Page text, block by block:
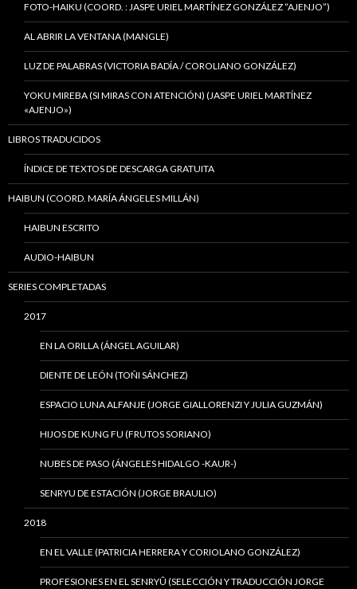
FOTO-HAIKU (COORD. : JASPE URIEL MARTÍNEZ GONZÁLEZ “AJENJO”)
AL ABRIR LA VENTANA (MANGLE)
LUZ DE PALABRAS (VICTORIA BADÍA / COROLIANO GONZÁLEZ)
YOKU MIREBA (SI MIRAS CON ATENCIÓN) (JASPE URIEL MARTÍNEZ
«AJENJO»)
LIBROS TRADUCIDOS
ÍNDICE DE TEXTOS DE DESCARGA GRATUITA
HAIBUN (COORD. MARÍA ÁNGELES MILLÁN)
HAIBUN ESCRITO
AUDIO-HAIBUN
SERIES COMPLETADAS
2017
EN LA ORILLA (ÁNGEL AGUILAR)
DIENTE DE LEÓN (TOÑI SÁNCHEZ)
ESPACIO LUNA ALFANJE (JORGE GIALLORENZI Y JULIA GUZMÁN)
HIJOS DE KUNG FU (FRUTOS SORIANO)
NUBES DE PASO (ÁNGELES HIDALGO -KAUR-)
SENRYU DE ESTACIÓN (JORGE BRAULIO)
2018
EN EL VALLE (PATRICIA HERRERA Y CORIOLANO GONZÁLEZ)
PROFESIONES EN EL SENRYÛ (SELECCIÓN Y TRADUCCIÓN JORGE